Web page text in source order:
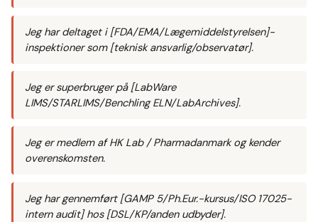
Jeg har deltaget i [FDA/EMA/Lægemiddelstyrelsen]-
inspektioner som [teknisk ansvarlig/observatør].
Jeg er superbruger på [LabWare
LIMS/STARLIMS/Benchling ELN/LabArchives].
Jeg er medlem af HK Lab / Pharmadanmark og kender
overenskomsten.
Jeg har gennemført [GAMP 5/Ph.Eur.-kursus/ISO 17025-
intern audit] hos [DSL/KP/anden udbyder].